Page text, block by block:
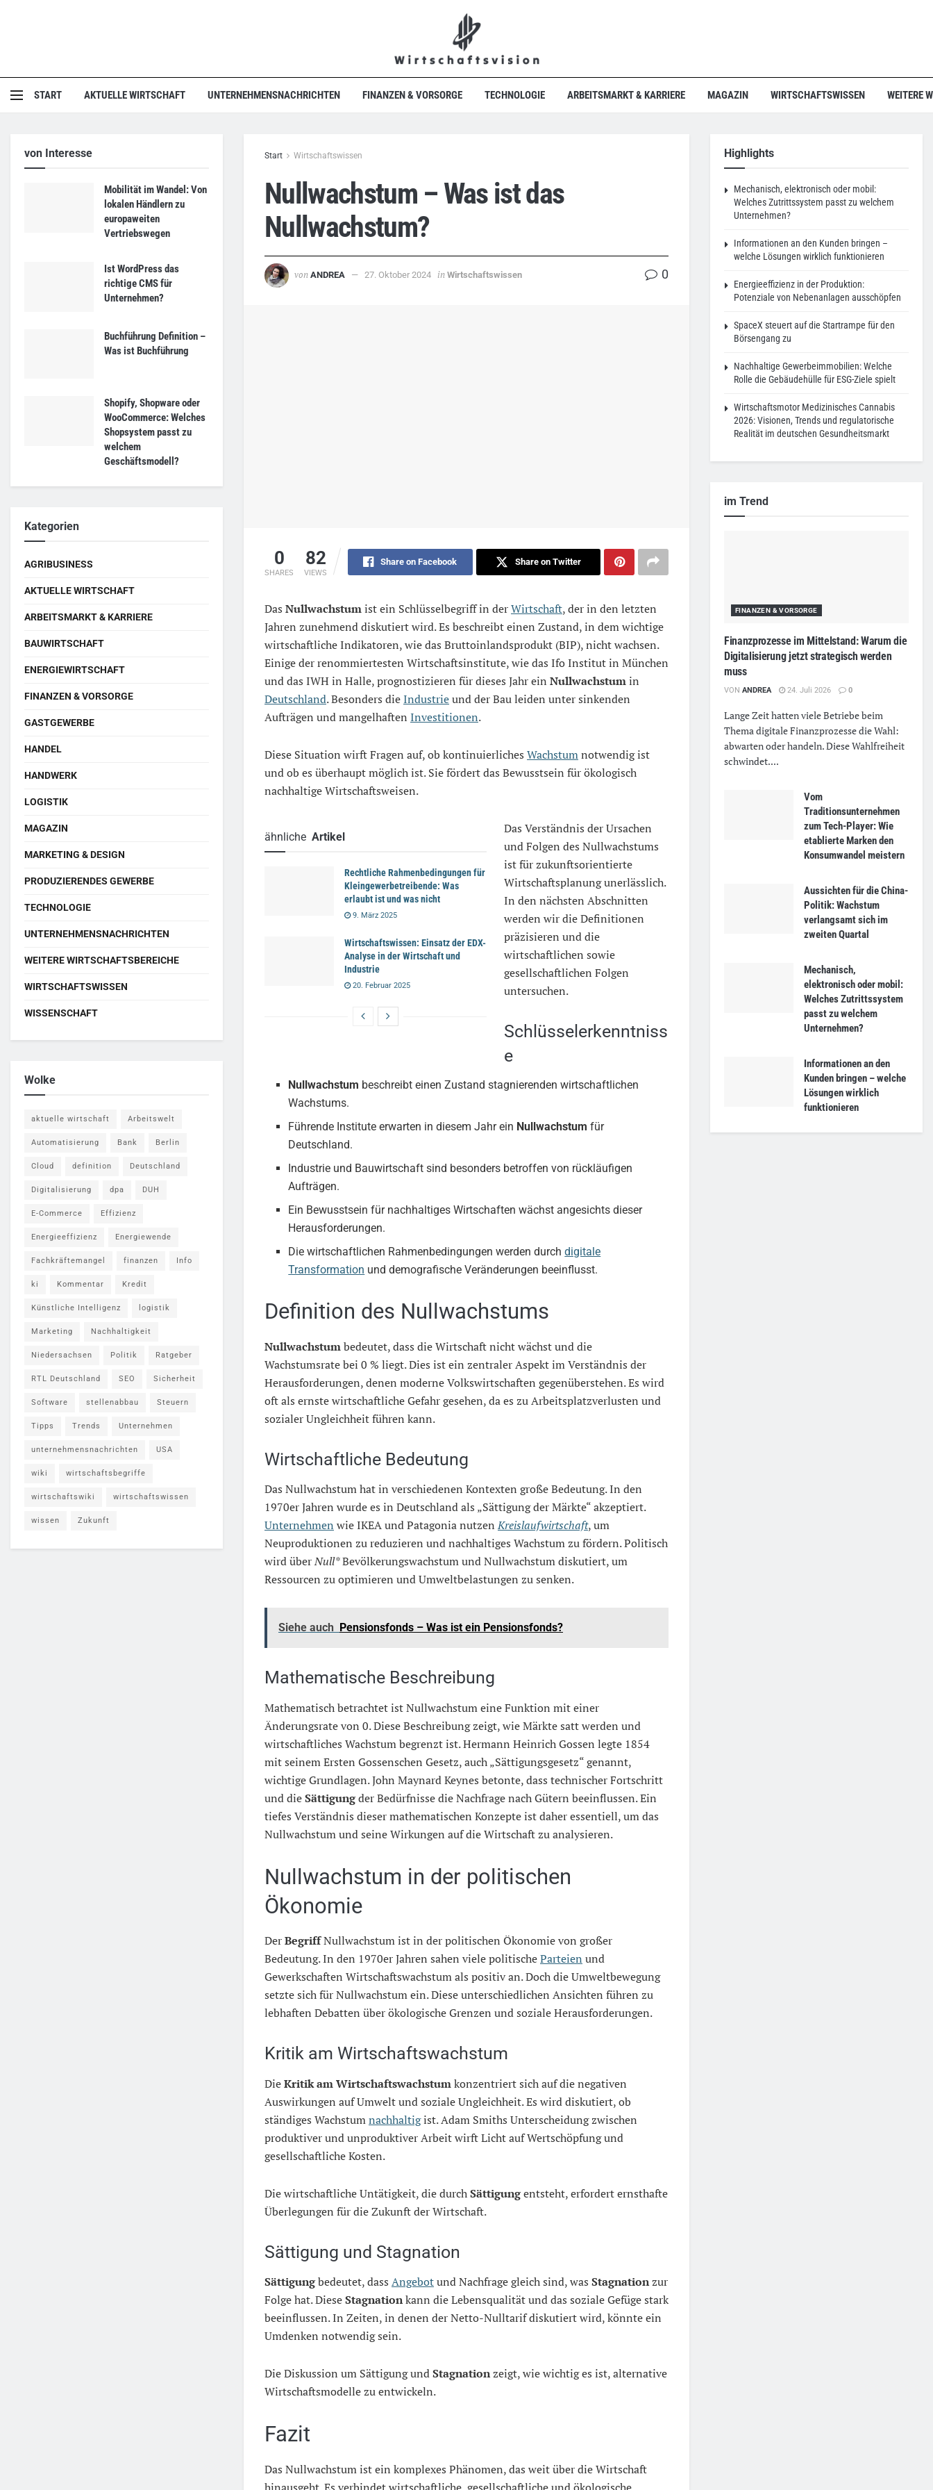
START AKTUELLE WIRTSCHAFT UNTERNEHMENSNACHRICHTEN FINANZEN & VORSORGE TECHNOLOGIE ARBEITSMARKT & KARRIERE MAGAZIN WIRTSCHAFTSWISSEN WEITERE
Start Wirtschaftswissen
Nullwachstum – Was ist das
Nullwachstum?
von ANDREA 27. Oktober 2024 in Wirtschaftswissen 0
0
SHARES
82
VIEWS
Share on Facebook Share on Twitter
Das Nullwachstumist ein Schlüsselbegriff in derWirtschaft, der in den letzten
Jahren zunehmend diskutiert wird. Es beschreibt einen Zustand, in dem wichtige
wirtschaftliche Indikatoren, wie das Bruttoinlandsprodukt (BIP), nicht wachsen.
Einige der renommiertesten Wirtschaftsinstitute, wie das Ifo Institut in München
und das IWH in Halle, prognostizieren für dieses Jahr ein Nullwachstumin
Deutschland. Besonders dieIndustrieund der Bau leiden unter sinkenden
Aufträgen und mangelhaften Investitionen.
Diese Situation wirft Fragen auf, ob kontinuierliches Wachstumnotwendig ist
und ob es überhaupt möglich ist. Sie fördert das Bewusstsein für ökologisch
nachhaltige Wirtschaftsweisen.
ähnliche Artikel
Rechtliche Rahmenbedingungen für
Kleingewerbetreibende: Was
erlaubt ist und was nicht
9. März 2025
Wirtschaftswissen: Einsatz der EDX-
Analyse in der Wirtschaft und
Industrie
20. Februar 2025
Das Verständnis der Ursachen
und Folgen des Nullwachstums
ist für zukunftsorientierte
Wirtschaftsplanung unerlässlich.
In den nächsten Abschnitten
werden wir die Definitionen
präzisieren und die
wirtschaftlichen sowie
gesellschaftlichen Folgen
untersuchen.
Schlüsselerkenntniss
e
Nullwachstum beschreibt einen Zustand stagnierenden wirtschaftlichen
Wachstums.
Führende Institute erwarten in diesem Jahr ein Nullwachstum für
Deutschland.
Industrie und Bauwirtschaft sind besonders betroffen von rückläufigen
Aufträgen.
Ein Bewusstsein für nachhaltiges Wirtschaften wächst angesichts dieser
Herausforderungen.
Die wirtschaftlichen Rahmenbedingungen werden durchdigitale
Transformation und demografische Veränderungen beeinflusst.
Definition des Nullwachstums
Nullwachstumbedeutet, dass die Wirtschaft nicht wächst und die
Wachstumsrate bei 0 % liegt. Dies ist ein zentraler Aspekt im Verständnis der
Herausforderungen, denen moderne Volkswirtschaften gegenüberstehen. Es wird
oft als ernste wirtschaftliche Gefahr gesehen, da es zu Arbeitsplatzverlusten und
sozialer Ungleichheit führen kann.
Wirtschaftliche Bedeutung
Das Nullwachstum hat in verschiedenen Kontexten große Bedeutung. In den
1970er Jahren wurde es in Deutschland als „Sättigung der Märkte“ akzeptiert.
Unternehmen wie IKEA und Patagonia nutzenKreislaufwirtschaft, um
Neuproduktionen zu reduzieren und nachhaltiges Wachstum zu fördern. Politisch
wird überNull*Bevölkerungswachstum und Nullwachstum diskutiert, um
Ressourcen zu optimieren und Umweltbelastungen zu senken.
Siehe auch Pensionsfonds – Was ist ein Pensionsfonds?
Mathematische Beschreibung
Mathematisch betrachtet ist Nullwachstum eine Funktion mit einer
Änderungsrate von 0. Diese Beschreibung zeigt, wie Märkte satt werden und
wirtschaftliches Wachstum begrenzt ist. Hermann Heinrich Gossen legte 1854
mit seinem Ersten Gossenschen Gesetz, auch „Sättigungsgesetz“ genannt,
wichtige Grundlagen. John Maynard Keynes betonte, dass technischer Fortschritt
und dieSättigungder Bedürfnisse die Nachfrage nach Gütern beeinflussen. Ein
tiefes Verständnis dieser mathematischen Konzepte ist daher essentiell, um das
Nullwachstum und seine Wirkungen auf die Wirtschaft zu analysieren.
Nullwachstum in der politischen
Ökonomie
DerBegriffNullwachstum ist in der politischen Ökonomie von großer
Bedeutung. In den 1970er Jahren sahen viele politischeParteien und
Gewerkschaften Wirtschaftswachstum als positiv an. Doch die Umweltbewegung
setzte sich für Nullwachstum ein. Diese unterschiedlichen Ansichten führen zu
lebhaften Debatten über ökologische Grenzen und soziale Herausforderungen.
Kritik am Wirtschaftswachstum
DieKritik am Wirtschaftswachstumkonzentriert sich auf die negativen
Auswirkungen auf Umwelt und soziale Ungleichheit. Es wird diskutiert, ob
ständiges Wachstumnachhaltigist. Adam Smiths Unterscheidung zwischen
produktiver und unproduktiver Arbeit wirft Licht auf Wertschöpfung und
gesellschaftliche Kosten.
Die wirtschaftliche Untätigkeit, die durchSättigungentsteht, erfordert ernsthafte
Überlegungen für die Zukunft der Wirtschaft.
Sättigung und Stagnation
Sättigungbedeutet, dass Angebotund Nachfrage gleich sind, was Stagnationzur
Folge hat. DieseStagnationkann die Lebensqualität und das soziale Gefüge stark
beeinflussen. In Zeiten, in denen der Netto-Nulltarif diskutiert wird, könnte ein
Umdenken notwendig sein.
Die Diskussion um Sättigung undStagnationzeigt, wie wichtig es ist, alternative
Wirtschaftsmodelle zu entwickeln.
Fazit
Das Nullwachstum ist ein komplexes Phänomen, das weit über die Wirtschaft
von Interesse
Mobilität im Wandel: Von
lokalen Händlern zu
europaweiten
Vertriebswegen
Ist WordPress das
richtige CMS für
Unternehmen?
Buchführung Definition –
Was ist Buchführung
Shopify, Shopware oder
WooCommerce: Welches
Shopsystem passt zu
welchem
Geschäftsmodell?
Kategorien
AGRIBUSINESS
AKTUELLE WIRTSCHAFT
ARBEITSMARKT & KARRIERE
BAUWIRTSCHAFT
ENERGIEWIRTSCHAFT
FINANZEN & VORSORGE
GASTGEWERBE
HANDEL
HANDWERK
LOGISTIK
MAGAZIN
MARKETING & DESIGN
PRODUZIERENDES GEWERBE
TECHNOLOGIE
UNTERNEHMENSNACHRICHTEN
WEITERE WIRTSCHAFTSBEREICHE
WIRTSCHAFTSWISSEN
WISSENSCHAFT
Wolke
aktuelle wirtschaft Arbeitswelt
Automatisierung Bank Berlin
Cloud definition Deutschland
Digitalisierung dpa DUH
E-Commerce Effizienz
Energieeffizienz Energiewende
Fachkräftemangel finanzen Info
ki Kommentar Kredit
Künstliche Intelligenz logistik
Marketing Nachhaltigkeit
Niedersachsen Politik Ratgeber
RTL Deutschland SEO Sicherheit
Software stellenabbau Steuern
Tipps Trends Unternehmen
unternehmensnachrichten USA
wiki wirtschaftsbegriffe
wirtschaftswiki wirtschaftswissen
wissen Zukunft
Highlights
Mechanisch, elektronisch oder mobil:
Welches Zutrittssystem passt zu welchem
Unternehmen?
Informationen an den Kunden bringen –
welche Lösungen wirklich funktionieren
Energieeffizienz in der Produktion:
Potenziale von Nebenanlagen ausschöpfen
SpaceX steuert auf die Startrampe für den
Börsengang zu
Nachhaltige Gewerbeimmobilien: Welche
Rolle die Gebäudehülle für ESG-Ziele spielt
Wirtschaftsmotor Medizinisches Cannabis
2026: Visionen, Trends und regulatorische
Realität im deutschen Gesundheitsmarkt
im Trend
FINANZEN & VORSORGE
Finanzprozesse im Mittelstand: Warum die
Digitalisierung jetzt strategisch werden
muss
VON ANDREA 24. Juli 2026 0
Lange Zeit hatten viele Betriebe beim
Thema digitale Finanzprozesse die Wahl:
abwarten oder handeln. Diese Wahlfreiheit
schwindet....
Vom
Traditionsunternehmen
zum Tech-Player: Wie
etablierte Marken den
Konsumwandel meistern
Aussichten für die China-
Politik: Wachstum
verlangsamt sich im
zweiten Quartal
Mechanisch,
elektronisch oder mobil:
Welches Zutrittssystem
passt zu welchem
Unternehmen?
Informationen an den
Kunden bringen – welche
Lösungen wirklich
funktionieren